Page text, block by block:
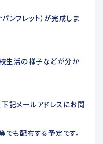
ス
せ
ンロード
ンフレット）が完成しま
生活の様子などが分か
記メールアドレスにお問
でも配布する予定です。